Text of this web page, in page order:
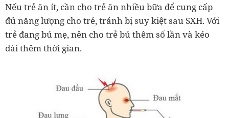
Nếu trẻ ăn ít, cần cho trẻ ăn nhiều bữa để cung cấp
đủ năng lượng cho trẻ, tránh bị suy kiệt sau SXH. Với
trẻ đang bú mẹ, nên cho trẻ bú thêm số lần và kéo
dài thêm thời gian.